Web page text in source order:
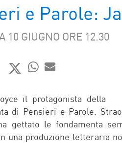
e Parole:
10 GIUGNO ORE 12.30
il protagonista della
di Pensieri e Parole.
gettato le fondamenta
una produzione letteraria